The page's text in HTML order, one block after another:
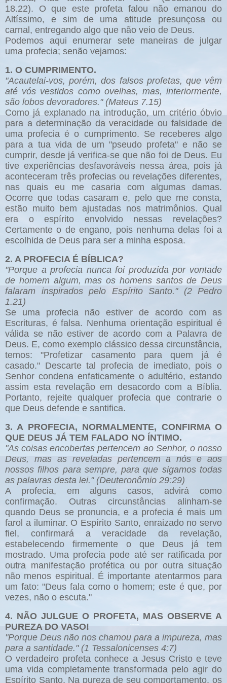
18.22). O que este profeta falou não emanou do
Altíssimo, e sim de uma atitude presunçosa ou
carnal, entregando algo que não veio de Deus.
Podemos aqui enumerar sete maneiras de julgar
uma profecia; senão vejamos:
1. O CUMPRIMENTO.
"Acautelai-vos, porém, dos falsos profetas, que vêm
até vós vestidos como ovelhas, mas, interiormente,
são lobos devoradores." (Mateus 7.15)
Como já explanado na introdução, um critério óbvio
para a determinação da veracidade ou falsidade de
uma profecia é o cumprimento. Se receberes algo
para a tua vida de um "pseudo profeta" e não se
cumprir, desde já verifica-se que não foi de Deus. Eu
tive experiências desfavoráveis nessa área, pois já
aconteceram três profecias ou revelações diferentes,
nas quais eu me casaria com algumas damas.
Ocorre que todas casaram e, pelo que me consta,
estão muito bem ajustadas nos matrimônios. Qual
era o espírito envolvido nessas revelações?
Certamente o de engano, pois nenhuma delas foi a
escolhida de Deus para ser a minha esposa.
2. A PROFECIA É BÍBLICA?
"Porque a profecia nunca foi produzida por vontade
de homem algum, mas os homens santos de Deus
falaram inspirados pelo Espírito Santo." (2 Pedro
1.21)
Se uma profecia não estiver de acordo com as
Escrituras, é falsa. Nenhuma orientação espiritual é
válida se não estiver de acordo com a Palavra de
Deus. E, como exemplo clássico dessa circunstância,
temos: "Profetizar casamento para quem já é
casado." Descarte tal profecia de imediato, pois o
Senhor condena enfaticamente o adultério, estando
assim esta revelação em desacordo com a Bíblia.
Portanto, rejeite qualquer profecia que contrarie o
que Deus defende e santifica.
3. A PROFECIA, NORMALMENTE, CONFIRMA O
QUE DEUS JÁ TEM FALADO NO ÍNTIMO.
"As coisas encobertas pertencem ao Senhor, o nosso
Deus, mas as reveladas pertencem a nós e aos
nossos filhos para sempre, para que sigamos todas
as palavras desta lei." (Deuteronômio 29:29)
A profecia, em alguns casos, advirá como
confirmação. Outras circunstâncias alinham-se
quando Deus se pronuncia, e a profecia é mais um
farol a iluminar. O Espírito Santo, enraizado no servo
fiel, confirmará a veracidade da revelação,
estabelecendo firmemente o que Deus já tem
mostrado. Uma profecia pode até ser ratificada por
outra manifestação profética ou por outra situação
não menos espiritual. É importante atentarmos para
um fato: "Deus fala como o homem; este é que, por
vezes, não o escuta."
4. NÃO JULGUE O PROFETA, MAS OBSERVE A
PUREZA DO VASO!
"Porque Deus não nos chamou para a impureza, mas
para a santidade." (1 Tessalonicenses 4:7)
O verdadeiro profeta conhece a Jesus Cristo e teve
uma vida completamente transformada pelo agir do
Espírito Santo. Na pureza de seu comportamento, os